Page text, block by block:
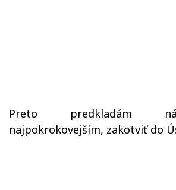
Preto predkladám
najpokrokovejším, zakotviť do